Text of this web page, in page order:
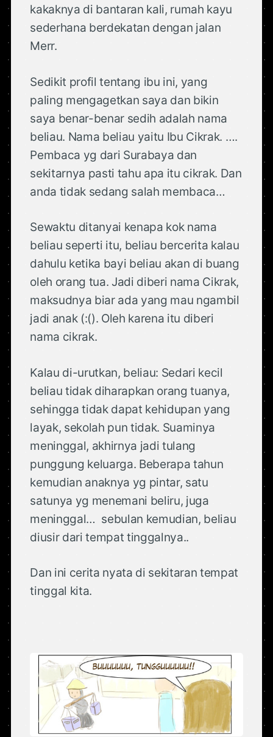
kakaknya di bantaran kali, rumah kayu
sederhana berdekatan dengan jalan
Merr.
Sedikit profil tentang ibu ini, yang
paling mengagetkan saya dan bikin
saya benar-benar sedih adalah nama
beliau. Nama beliau yaitu Ibu Cikrak. ….
Pembaca yg dari Surabaya dan
sekitarnya pasti tahu apa itu cikrak. Dan
anda tidak sedang salah membaca…
Sewaktu ditanyai kenapa kok nama
beliau seperti itu, beliau bercerita kalau
dahulu ketika bayi beliau akan di buang
oleh orang tua. Jadi diberi nama Cikrak,
maksudnya biar ada yang mau ngambil
jadi anak (:(). Oleh karena itu diberi
nama cikrak.
Kalau di-urutkan, beliau: Sedari kecil
beliau tidak diharapkan orang tuanya,
sehingga tidak dapat kehidupan yang
layak, sekolah pun tidak. Suaminya
meninggal, akhirnya jadi tulang
punggung keluarga. Beberapa tahun
kemudian anaknya yg pintar, satu
satunya yg menemani beliru, juga
meninggal… sebulan kemudian, beliau
diusir dari tempat tinggalnya..
Dan ini cerita nyata di sekitaran tempat
tinggal kita.